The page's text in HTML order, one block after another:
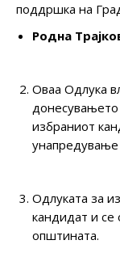
поддршка на
Родна
Оваа Одлука
донесувањето
избраниот
Одлуката за
кандидат и се
општината.